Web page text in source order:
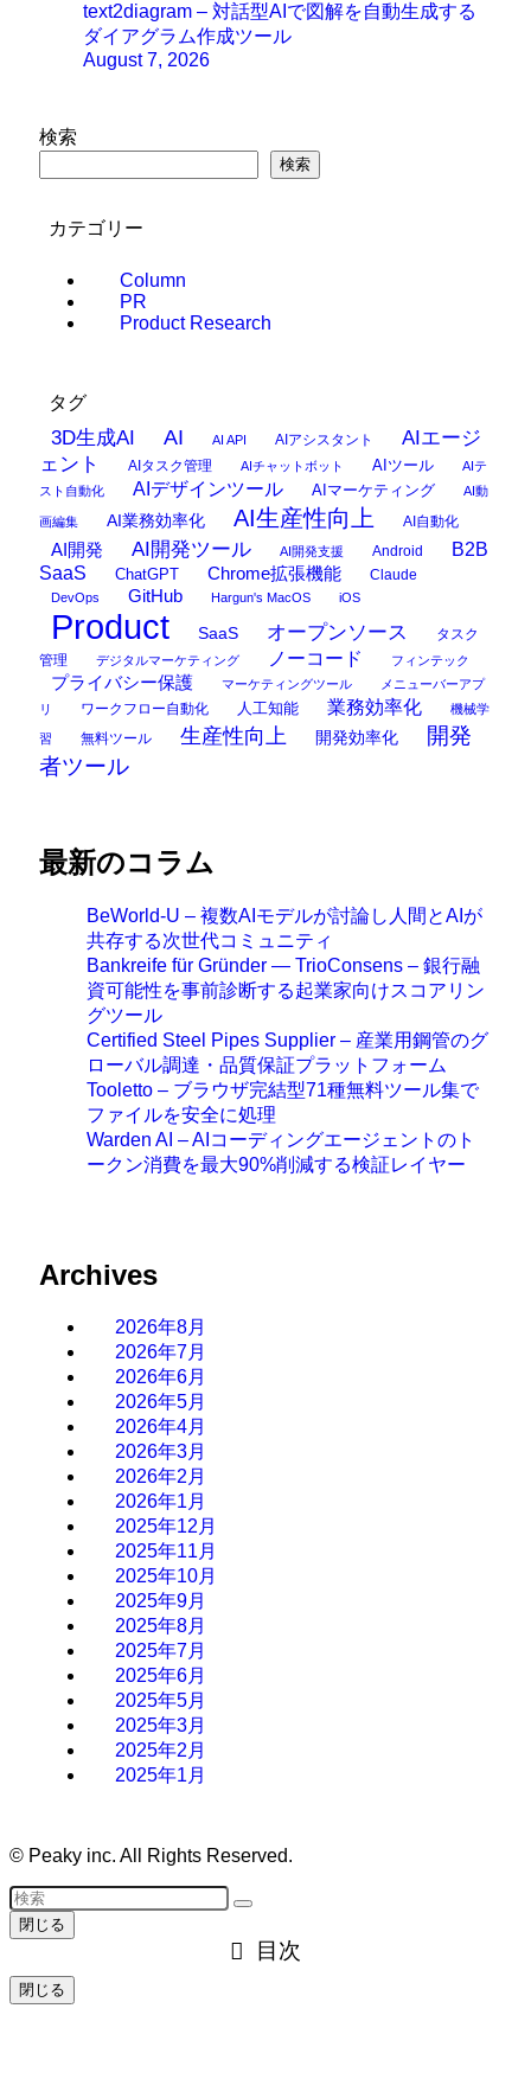
text2diagram – 対話型AIで図解を自動生成する
ダイアグラム作成ツール
August 7, 2026
検索
検索
カテゴリー
Column
PR
Product Research
タグ
3D生成AI AI AI API AIアシスタント
AIエージ
ェント
AIタスク管理 AIチャットボット AIツール
AIテ
スト自動化
AIデザインツール AIマーケティング AI動
画編集 AI業務効率化 AI生産性向上 AI自動化
AI開発 AI開発ツール AI開発支援 Android
B2B
SaaS
ChatGPT Chrome拡張機能 Claude
DevOps GitHub Hargun's MacOS iOS
Product SaaS オープンソース
タスク
管理
デジタルマーケティング ノーコード フィンテック
プライバシー保護 マーケティングツール
メニューバーアプ
リ
ワークフロー自動化 人工知能 業務効率化 機械学
習 無料ツール 生産性向上 開発効率化
開発
者ツール
最新のコラム
BeWorld-U – 複数AIモデルが討論し人間とAIが
共存する次世代コミュニティ
Bankreife für Gründer — TrioConsens – 銀行融
資可能性を事前診断する起業家向けスコアリン
グツール
Certified Steel Pipes Supplier – 産業用鋼管のグ
ローバル調達・品質保証プラットフォーム
Tooletto – ブラウザ完結型71種無料ツール集で
ファイルを安全に処理
Warden AI – AIコーディングエージェントのト
ークン消費を最大90%削減する検証レイヤー
Archives
2026年8月
2026年7月
2026年6月
2026年5月
2026年4月
2026年3月
2026年2月
2026年1月
2025年12月
2025年11月
2025年10月
2025年9月
2025年8月
2025年7月
2025年6月
2025年5月
2025年3月
2025年2月
2025年1月
© Peaky inc. All Rights Reserved.
閉じる
目次
閉じる